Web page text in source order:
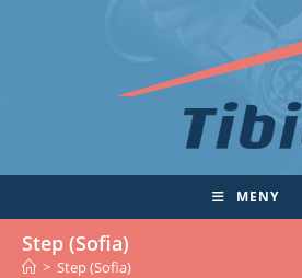
MENY
Step (Sofia)
> Step (Sofia)